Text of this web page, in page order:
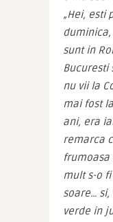
„Hei, esti
duminica,
sunt in
Bucuresti
nu vii la
mai fost
ani, era
remarca
frumoasa
mult s-o
soare…
verde in